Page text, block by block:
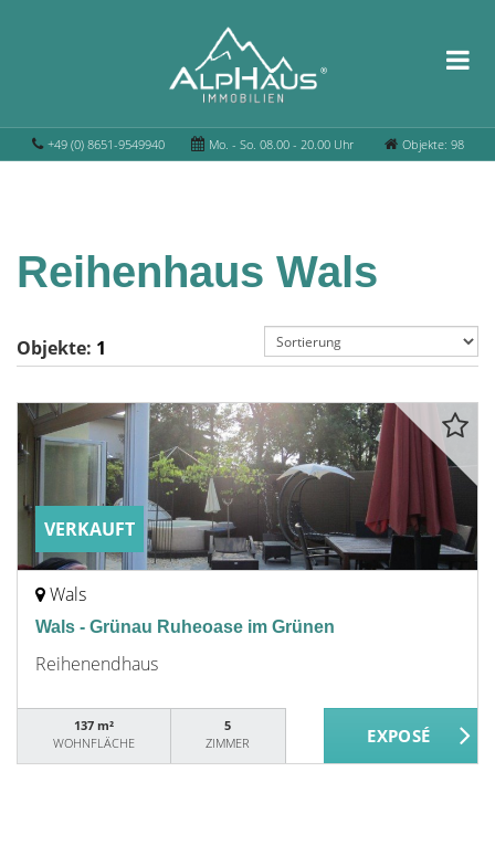
+49 (0) 8651-9549940 Mo. - So. 08.00 - 20.00 Uhr Objekte: 98
Reihenhaus Wals
Objekte: 1
VERKAUFT
Wals
Wals - Grünau Ruheoase im Grünen
Reihenendhaus
137 m²
WOHNFLÄCHE
5
ZIMMER